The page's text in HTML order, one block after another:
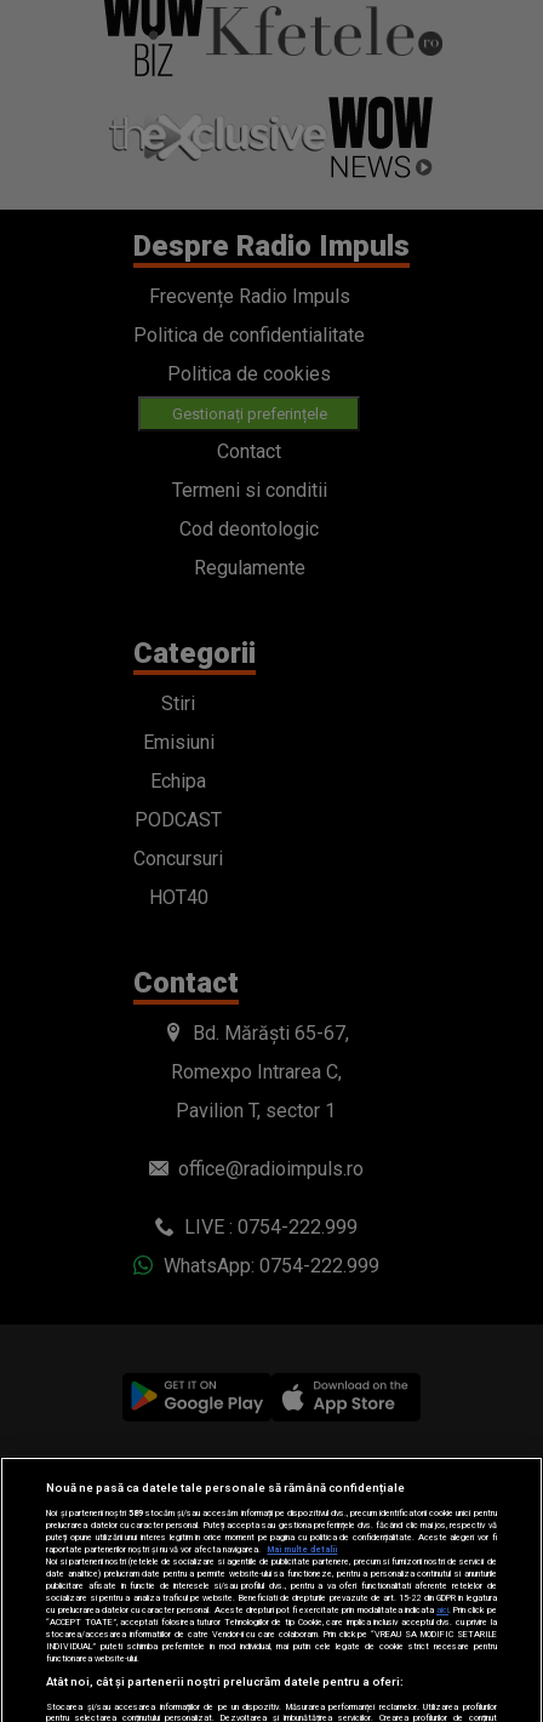
Despre Radio Impuls
Frecvențe Radio Impuls
Politica de confidentialitate
Politica de cookies
Gestionați preferințele
Contact
Termeni si conditii
Cod deontologic
Regulamente
Categorii
Stiri
Emisiuni
Echipa
PODCAST
Concursuri
HOT40
Contact
Bd. Mărăști 65-67,
Romexpo Intrarea C,
Pavilion T, sector 1
office@radioimpuls.ro
LIVE : 0754-222.999
WhatsApp: 0754-222.999
© 2019-2026 DOGAN MEDIA INTERNATIONAL SA, Toate
drepturile rezervate.
Nouă ne pasă ca datele tale personale să rămână confidențiale
Noi și partenerii noștri589stocăm și/sau accesăm informații pe dispozitivul dvs., precum identificatorii cookie unici pentru
prelucrarea datelor cu caracter personal. Puteți accepta sau gestiona preferințele dvs. făcând clic mai jos, respectiv vă
puteți opune utilizării unui interes legitim în orice moment pe pagina cu politica de confidențialitate. Aceste alegeri vor fi
raportate partenerilor noștri și nu vă vor afecta navigarea.
Mai multe detalii
Noi si partenerii nostri (retelele de socializare si agentiile de publicitate partenere, precum si furnizorii nostri de servicii de
date analitice) prelucram date pentru a permite website-ului sa functioneze, pentru a personaliza continutul si anunturile
publicitare afisate in functie de interesele si/sau profilul dvs., pentru a va oferi functionalitati aferente retelelor de
socializare si pentru a analiza traficul pe website. Beneficiati de drepturile prevazute de art. 15-22 din GDPR in legatura
cu prelucrarea datelor cu caracter personal. Aceste drepturi pot fi exercitate prin modalitatea indicataaici . Prin click pe
“ACCEPT TOATE”, acceptati folosirea tuturor Tehnologiilor de tip Cookie, care implica inclusiv acceptul dvs. cu privire la
stocarea/accesarea informatiilor de catre Vendor-ii cu care colaboram. Prin click pe “VREAU SA MODIFIC SETARILE
INDIVIDUAL” puteti schimba preferintele in mod individual, mai putin cele legate de cookie strict necesare pentru
functionarea website-ului.
Atât noi, cât și partenerii noștri prelucrăm datele pentru a oferi:
Stocarea și/sau accesarea informațiilor de pe un dispozitiv. Măsurarea performanței reclamelor. Utilizarea profilurilor
pentru selectarea conținutului personalizat. Dezvoltarea și îmbunătățirea serviciilor. Crearea profilurilor de conținut